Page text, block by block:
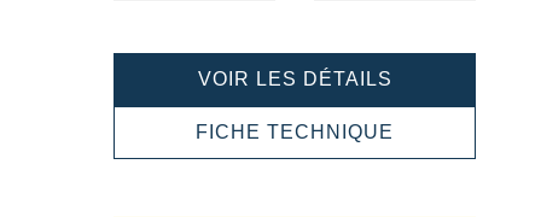
VOIR LES DÉTAILS
511901016
FICHE TECHNIQUE